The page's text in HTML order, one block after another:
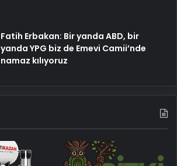
Fatih Erbakan: Bir yanda ABD, bir
yanda YPG biz de Emevi Camii’nde
namaz kılıyoruz